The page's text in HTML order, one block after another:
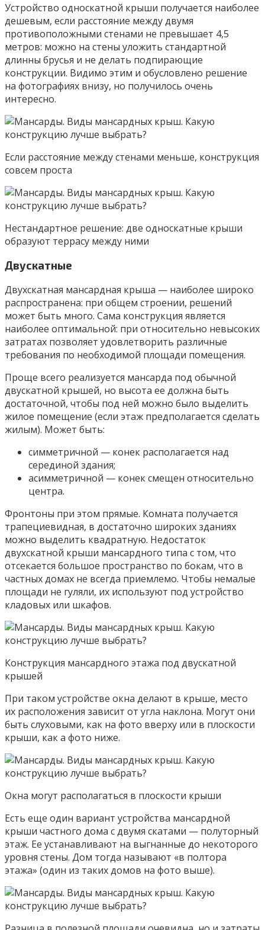
Устройство односкатной крыши получается наиболее
дешевым, если расстояние между двумя
противоположными стенами не превышает 4,5
метров: можно на стены уложить стандартной
длинны брусья и не делать подпирающие
конструкции. Видимо этим и обусловлено решение
на фотографиях внизу, но получилось очень
интересно.
Если расстояние между стенами меньше, конструкция
совсем проста
Нестандартное решение: две односкатные крыши
образуют террасу между ними
Двускатные
Двухскатная мансардная крыша — наиболее широко
распространена: при общем строении, решений
может быть много. Сама конструкция является
наиболее оптимальной: при относительно невысоких
затратах позволяет удовлетворить различные
требования по необходимой площади помещения.
Проще всего реализуется мансарда под обычной
двускатной крышей, но высота ее должна быть
достаточной, чтобы под ней можно было выделить
жилое помещение (если этаж предполагается сделать
жилым). Может быть:
симметричной — конек располагается над
серединой здания;
асимметричной — конек смещен относительно
центра.
Фронтоны при этом прямые. Комната получается
трапециевидная, в достаточно широких зданиях
можно выделить квадратную. Недостаток
двухскатной крыши мансардного типа с том, что
отсекается большое пространство по бокам, что в
частных домах не всегда приемлемо. Чтобы немалые
площади не гуляли, их используют под устройство
кладовых или шкафов.
Конструкция мансардного этажа под двускатной
крышей
При таком устройстве окна делают в крыше, место
их расположения зависит от угла наклона. Могут они
быть слуховыми, как на фото вверху или в плоскости
крыши, как а фото ниже.
Окна могут располагаться в плоскости крыши
Есть еще один вариант устройства мансардной
крыши частного дома с двумя скатами — полуторный
этаж. Ее устанавливают на выгнанные до некоторого
уровня стены. Дом тогда называют «в полтора
этажа» (один из таких домов на фото выше).